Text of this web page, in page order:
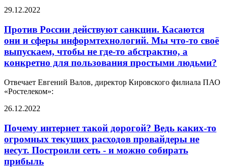
29.12.2022
Против России действуют санкции. Касаются
они и сферы информтехнологий. Мы что-то своё
выпускаем, чтобы не где-то абстрактно, а
конкретно для пользования простыми людьми?
Отвечает Евгений Валов, директор Кировского филиала ПАО
«Ростелеком»:
26.12.2022
Почему интернет такой дорогой? Ведь каких-то
огромных текущих расходов провайдеры не
несут. Построили сеть - и можно собирать
прибыль